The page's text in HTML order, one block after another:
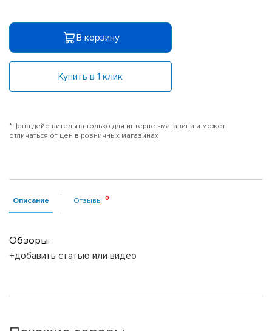
В корзину
Купить в 1 клик
*Цена действительна только для интернет-магазина и может
отличаться от цен в розничных магазинах
Описание Отзывы
Обзоры:
+добавить статью или видео